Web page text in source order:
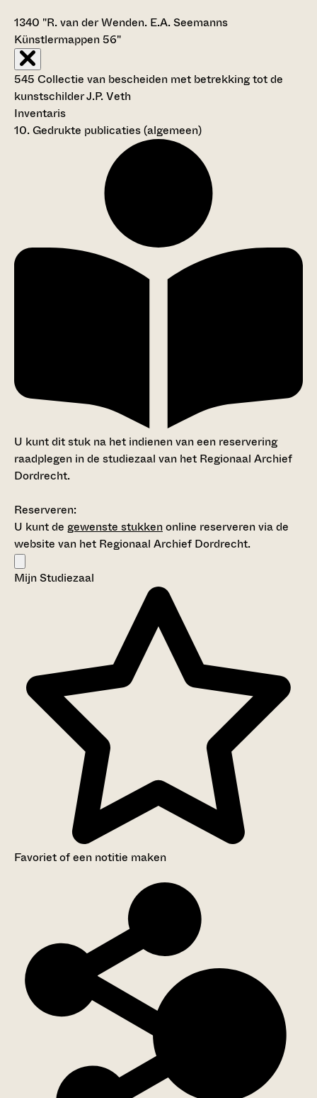
1340 "R. van der Wenden. E.A. Seemanns
Künstlermappen 56"
545 Collectie van bescheiden met betrekking tot de
kunstschilder J.P. Veth
Inventaris
10. Gedrukte publicaties (algemeen)
U kunt dit stuk na het indienen van een reservering
raadplegen in de studiezaal van het Regionaal Archief
Dordrecht.
Reserveren:
U kunt de gewenste stukkenonline reserveren via de
website van het Regionaal Archief Dordrecht.
Mijn Studiezaal
Favoriet of een notitie maken